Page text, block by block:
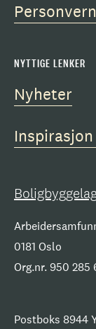
Personvern
NYTTIGE LENKER
Nyheter
0181 Oslo
Org.nr. 950 285
Postboks 8944